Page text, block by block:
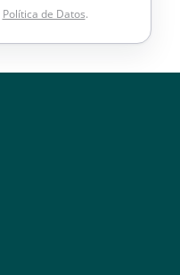
Política de Datos.